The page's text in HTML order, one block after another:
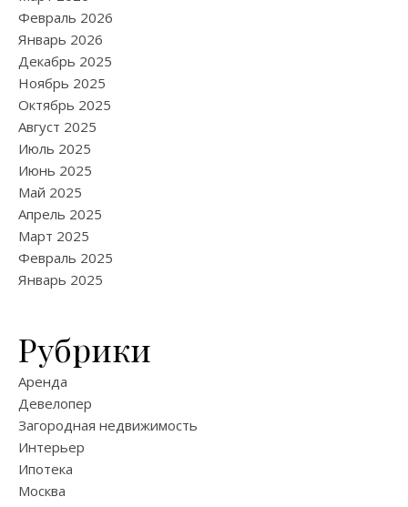
Февраль 2026
Январь 2026
Декабрь 2025
Ноябрь 2025
Октябрь 2025
Август 2025
Июль 2025
Июнь 2025
Май 2025
Апрель 2025
Март 2025
Февраль 2025
Январь 2025
Рубрики
Аренда
Девелопер
Загородная недвижимость
Интерьер
Ипотека
Москва